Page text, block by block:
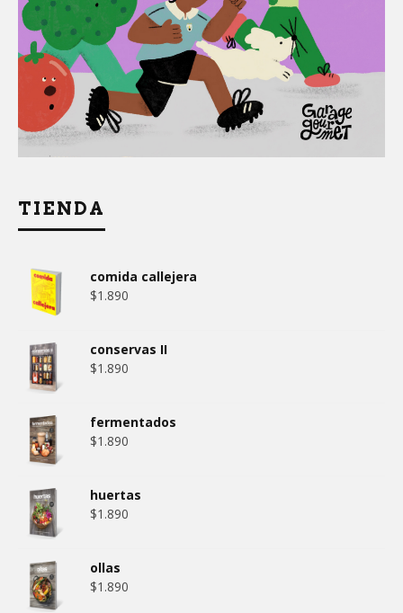
TIENDA
comida callejera
$1.890
conservas II
$1.890
fermentados
$1.890
huertas
$1.890
ollas
$1.890